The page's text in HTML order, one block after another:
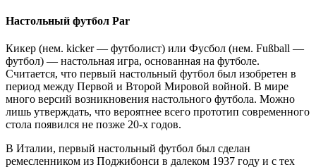
Настольный футбол Par
Кикер (нем. kicker — футболист) или Фусбол (нем. Fußball —
футбол) — настольная игра, основанная на футболе.
Считается, что первый настольный футбол был изобретен в
период между Первой и Второй Мировой войной. В мире
много версий возникновения настольного футбола. Можно
лишь утверждать, что вероятнее всего прототип современного
стола появился не позже 20-х годов.
В Италии, первый настольный футбол был сделан
ремесленником из Поджибонси в далеком 1937 году и с тех